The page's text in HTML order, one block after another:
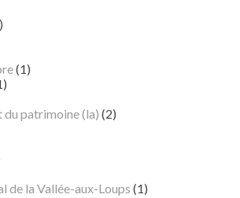
(1)
patrimoine (la) (2)
de la Vallée-aux-Loups (1)